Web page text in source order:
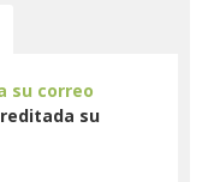
su correo
su